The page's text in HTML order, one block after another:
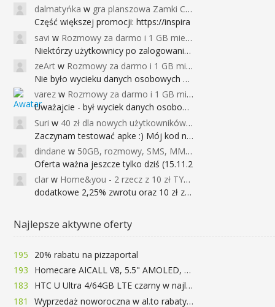
dalmatyńka w gra planszowa Zamki Caladale za 39zł
Część większej promocji: https://inspira
savi w Rozmowy za darmo i 1 GB miesięcznie
Niektórzy użytkownicy po zalogowaniu do
zeArt w Rozmowy za darmo i 1 GB miesięcznie
Nie było wycieku danych osobowych a nieo
varez w Rozmowy za darmo i 1 GB miesięcznie
Uważajcie - był wyciek danych osobowych
Suri w 40 zł dla nowych użytkowników Google Pay (dawniej Android Pay)
Zaczynam testować apke :) Mój kod na 40
dindane w 50GB, rozmowy, SMS, MMS bez limitu przez 6 miesięcy za darmo za przeniesienie numeru do Play NEXT
Oferta ważna jeszcze tylko dziś (15.11.2
clar w Home&you - 2 rzecz z 10 zł TYLKO DZISIAJ
dodatkowe 2,25% zwrotu oraz 10 zł za r
Najlepsze aktywne oferty
195
20% rabatu na pizzaportal
193
Homecare AICALL V8, 5.5" AMOLED, 4/128GB, Snapdragon 652, LTE, QC3.0, 3400mAh za 416zł
183
HTC U Ultra 4/64GB LTE czarny w najlepszej cenie na rynku 799 zł!!!
181
Wyprzedaż noworoczna w al.to rabaty do 72%